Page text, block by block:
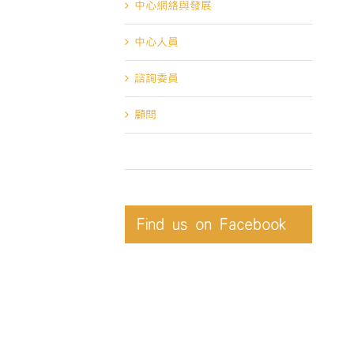
中心網絡與發展
中心人員
諮詢委員
顧問
Find us on Facebook